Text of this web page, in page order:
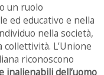
un ruolo
ed educativo e nella
nella società,
L’Unione
riconoscono
dell’uomo